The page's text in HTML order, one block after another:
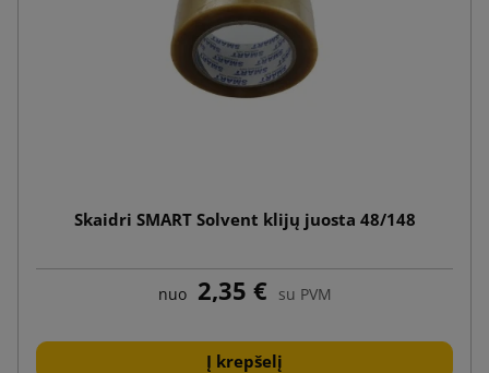
Skaidri SMART Solvent klijų juosta 48/148
nuo 2,35 € su PVM
Į krepšelį